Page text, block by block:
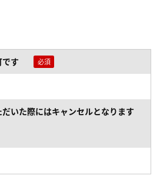
す
だいた際にはキャンセルとなります